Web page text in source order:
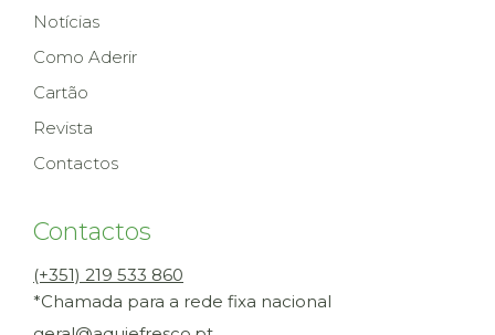
Notícias
Como Aderir
Cartão
Revista
Contactos
Contactos
(+351) 219 533 860
*Chamada para a rede fixa nacional